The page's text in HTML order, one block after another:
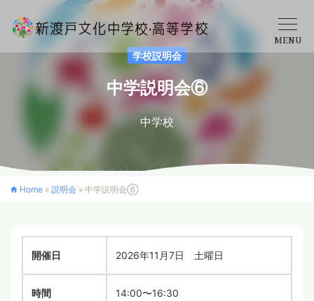
学校概要
中学校
高等学校
入学案内
クロスカリキュラム
MENU
学校説明会
中学説明会⑥
中学校
Home » 説明会 » 中学説明会⑥
開催日 2026年11月7日 土曜日
時間 14:00〜16:30